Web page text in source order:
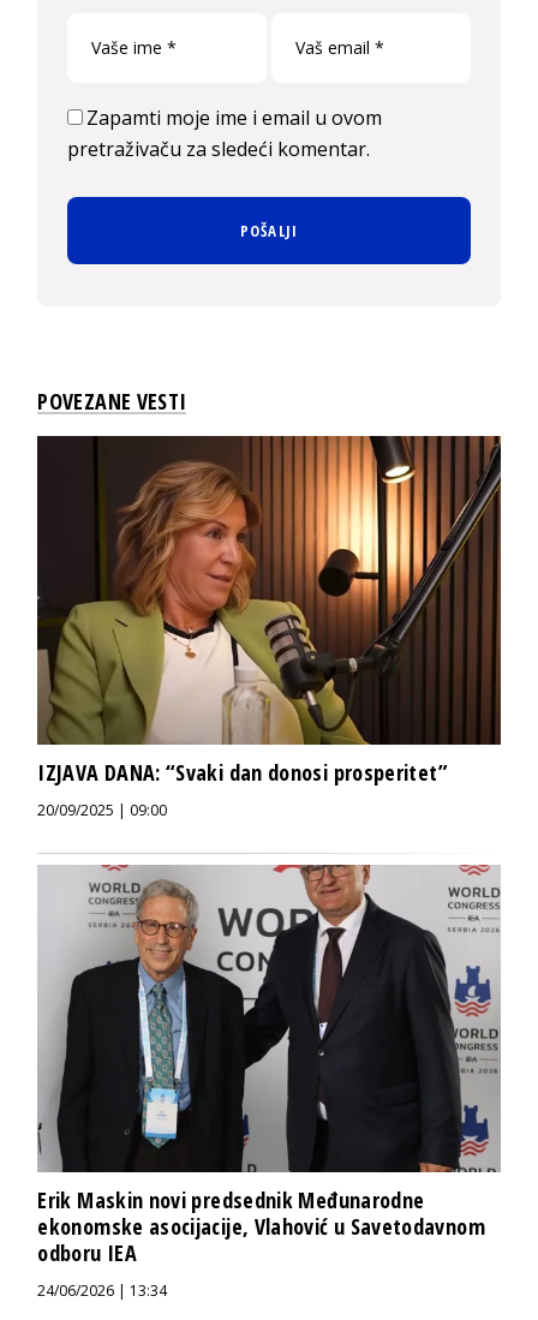
Zapamti moje ime i email u ovom
pretraživaču za sledeći komentar.
POVEZANE VESTI
IZJAVA DANA: “Svaki dan donosi prosperitet”
20/09/2025 | 09:00
Erik Maskin novi predsednik Međunarodne
ekonomske asocijacije, Vlahović u Savetodavnom
odboru IEA
24/06/2026 | 13:34